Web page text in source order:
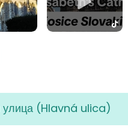
улица (Hlavná ulica)